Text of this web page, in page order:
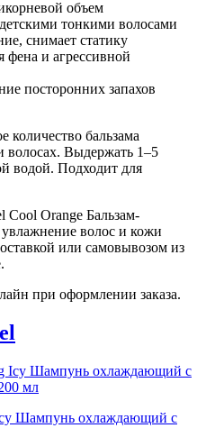
объем
тонкими волосами
снимает статику
фена и агрессивной
посторонних запахов
количество бальзама
волосах. Выдержать 1–5
водой. Подходит для
Orange Бальзам-
волос и кожи
или самовывозом из
при оформлении заказа.
Шампунь охлаждающий с